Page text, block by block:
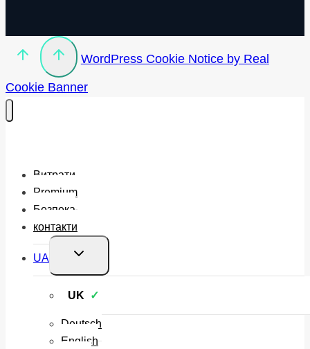
WordPress Cookie Notice by Real
Cookie Banner
Витрати
Premium
Безпека
контакти
UA
Перемкнути
нащадка
UK
Deutsch
English